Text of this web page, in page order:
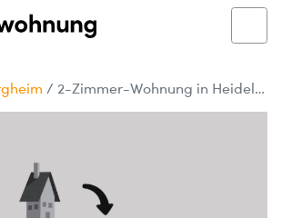
/ 2-Zimmer-Wohnung in Heidelberg Bergheim